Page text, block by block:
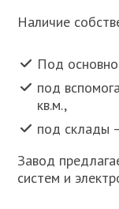
Наличие
Под
под
кв.м.,
под склады
Завод
систем и